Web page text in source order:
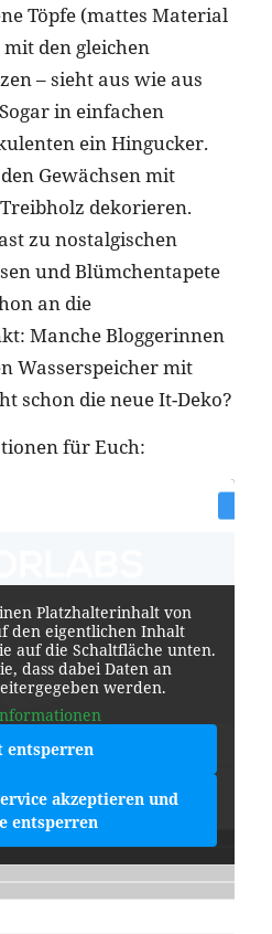
Töpfe (mattes Material
den gleichen
– sieht aus wie aus
in einfachen
ein Hingucker.
Gewächsen mit
dekorieren.
zu nostalgischen
und Blümchentapete
an die
Manche Bloggerinnen
Wasserspeicher mit
schon die neue It-Deko?
für Euch:
Platzhalterinhalt von
den eigentlichen Inhalt
auf die Schaltfläche unten.
dass dabei Daten an
werden.
entsperren
akzeptieren und
entsperren